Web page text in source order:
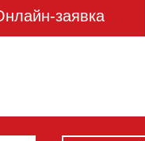
заявка